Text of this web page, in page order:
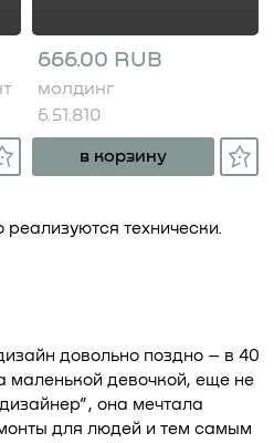
666.00 RUB
молдинг
6.51.810
в корзину
реализуются технически.
довольно поздно – в 40
маленькой девочкой, еще не
она мечтала
для людей и тем самым